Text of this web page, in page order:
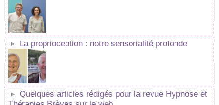
La proprioception : notre sensorialité profonde
Quelques articles rédigés pour la revue Hypnose et